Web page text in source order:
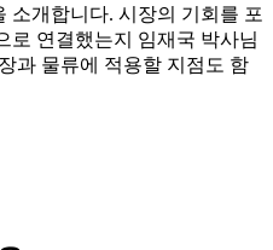
소개합니다. 시장의 기회를 포
로 연결했는지 임재국 박사님
과 물류에 적용할 지점도 함